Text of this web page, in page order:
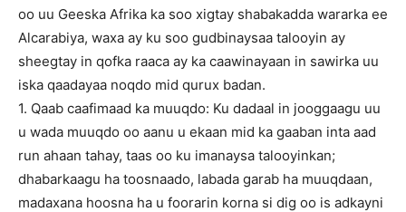
oo uu Geeska Afrika ka soo xigtay shabakadda wararka ee
Alcarabiya, waxa ay ku soo gudbinaysaa talooyin ay
sheegtay in qofka raaca ay ka caawinayaan in sawirka uu
iska qaadayaa noqdo mid qurux badan.
1. Qaab caafimaad ka muuqdo: Ku dadaal in jooggaagu uu
u wada muuqdo oo aanu u ekaan mid ka gaaban inta aad
run ahaan tahay, taas oo ku imanaysa talooyinkan;
dhabarkaagu ha toosnaado, labada garab ha muuqdaan,
madaxana hoosna ha u foorarin korna si dig oo is adkayni